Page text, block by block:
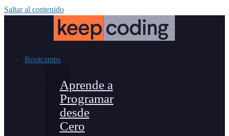
Saltar al contenido
Bootcamps
Aprende a
Programar
desde
Cero